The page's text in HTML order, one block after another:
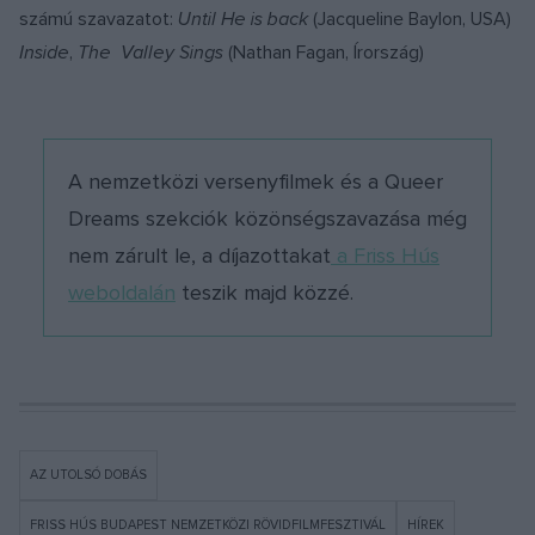
számú szavazatot: Until He is back (Jacqueline Baylon, USA)
Inside, The Valley Sings (Nathan Fagan, Írország)
A nemzetközi versenyfilmek és a Queer
Dreams szekciók közönségszavazása még
nem zárult le, a díjazottakat a Friss Hús
weboldalán teszik majd közzé.
AZ UTOLSÓ DOBÁS
FRISS HÚS BUDAPEST NEMZETKÖZI RÖVIDFILMFESZTIVÁL HÍREK